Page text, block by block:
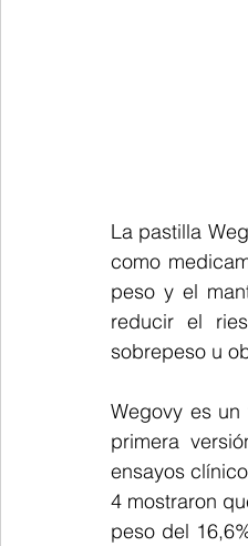
La pastilla
como
peso y el
reducir el
sobrepeso u
Wegovy es
primera
ensayos
4 mostraron
peso del